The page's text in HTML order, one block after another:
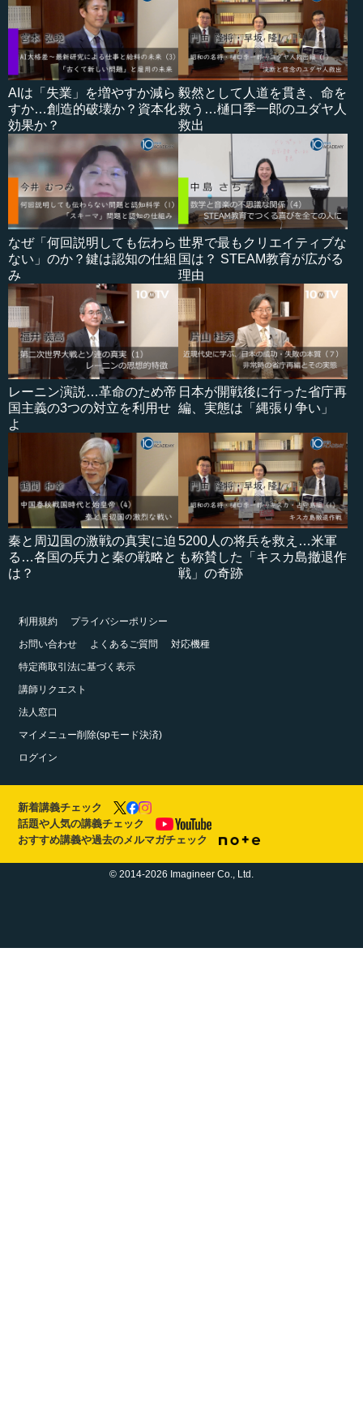
AIは「失業」を増やすか減ら
すか…創造的破壊か？資本化
効果か？
毅然として人道を貫き、命を
救う…樋口季一郎のユダヤ人
救出
なぜ「何回説明しても伝わら
ない」のか？鍵は認知の仕組
み
世界で最もクリエイティブな
国は？ STEAM教育が広がる
理由
レーニン演説…革命のため帝
国主義の3つの対立を利用せ
よ
日本が開戦後に行った省庁再
編、実態は「縄張り争い」
秦と周辺国の激戦の真実に迫
る…各国の兵力と秦の戦略と
は？
5200人の将兵を救え…米軍
も称賛した「キスカ島撤退作
戦」の奇跡
利用規約
プライバシーポリシー
お問い合わせ
よくあるご質問
対応機種
特定商取引法に基づく表示
講師リクエスト
法人窓口
マイメニュー削除(spモード決済)
ログイン
新着講義チェック
話題や人気の講義チェック
おすすめ講義や過去のメルマガチェック
© 2014-2026 Imagineer Co., Ltd.